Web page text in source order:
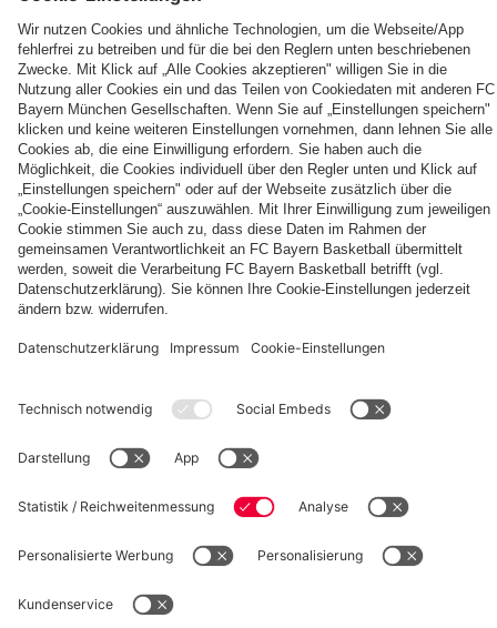
DAS KÖNNTE DICH INTERESSIEREN
JETZT DOWNLOADEN
Die
FCBB-
Fan-
App
ERLEBE DEN FCBB
Tageskarten
für
Heimspiele
OUT NOW
Unser
Home
Jersey
2026/27
PARTNER
© FC Bayern München Basketball GmbH